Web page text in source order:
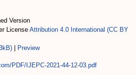
Version
License Attribution 4.0 International (CC BY
Preview
PDF/IJEPC-2021-44-12-03.pdf